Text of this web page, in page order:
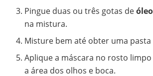
Pingue duas ou três gotas de
na mistura.
Misture bem até obter uma
Aplique a máscara no rosto
a área dos olhos e boca.